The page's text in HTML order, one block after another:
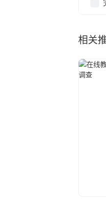
相关